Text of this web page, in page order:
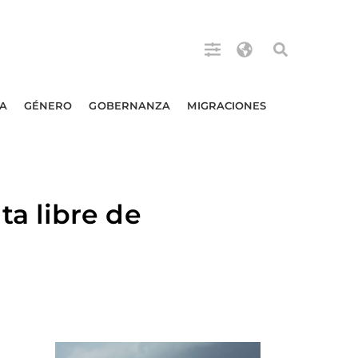
GÉNERO GOBERNANZA MIGRACIONES
libre de